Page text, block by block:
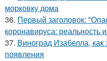
морковку дома
36. Первый заголовок:
коронавируса: реальность
37. Виноград Изабелла,
появления